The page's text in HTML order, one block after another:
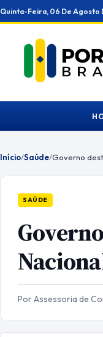
Ir
para
conteúdo
Quinta-Feira, 06 De Agosto
Início/Saúde/Governo
SAÚDE
Por Assessoria de